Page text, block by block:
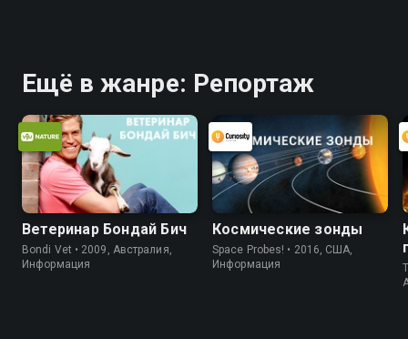
Ещё в жанре: Репортаж
Ветеринар Бондай Бич
Bondi Vet • 2009, Австралия,
Информация
Космические зонды
Space Probes! • 2016, США,
Информация